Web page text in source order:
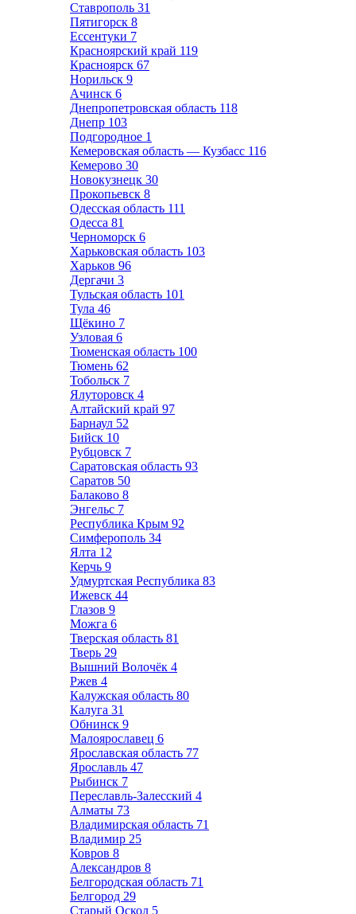
Ставрополь 31
Пятигорск 8
Ессентуки 7
Красноярский край 119
Красноярск 67
Норильск 9
Ачинск 6
Днепропетровская область 118
Днепр 103
Подгородное 1
Кемеровская область — Кузбасс 116
Кемерово 30
Новокузнецк 30
Прокопьевск 8
Одесская область 111
Одесса 81
Черноморск 6
Харьковская область 103
Харьков 96
Дергачи 3
Тульская область 101
Тула 46
Щёкино 7
Узловая 6
Тюменская область 100
Тюмень 62
Тобольск 7
Ялуторовск 4
Алтайский край 97
Барнаул 52
Бийск 10
Рубцовск 7
Саратовская область 93
Саратов 50
Балаково 8
Энгельс 7
Республика Крым 92
Симферополь 34
Ялта 12
Керчь 9
Удмуртская Республика 83
Ижевск 44
Глазов 9
Можга 6
Тверская область 81
Тверь 29
Вышний Волочёк 4
Ржев 4
Калужская область 80
Калуга 31
Обнинск 9
Малоярославец 6
Ярославская область 77
Ярославль 47
Рыбинск 7
Переславль-Залесский 4
Алматы 73
Владимирская область 71
Владимир 25
Ковров 8
Александров 8
Белгородская область 71
Белгород 29
Старый Оскол 5